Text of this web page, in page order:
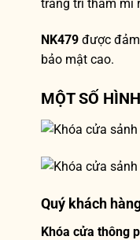
trang trí thẩm mĩ
NK479 được
bảo mật cao.
MỘT SỐ
Quý khách
Khóa cửa thông